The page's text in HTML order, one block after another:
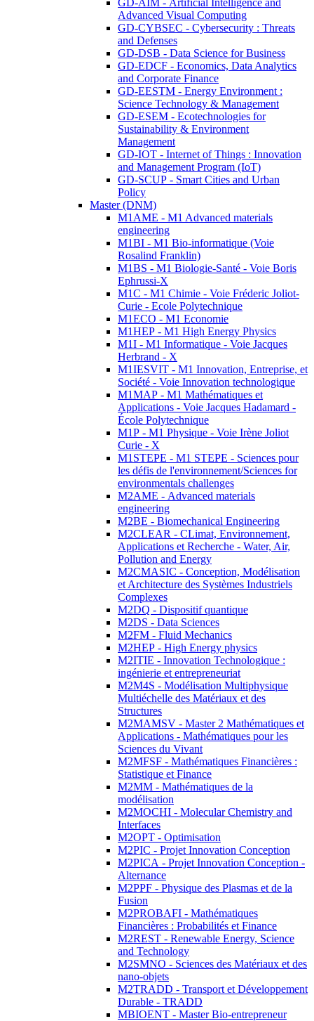
GD-AIM - Artificial Intelligence and
Advanced Visual Computing
GD-CYBSEC - Cybersecurity : Threats
and Defenses
GD-DSB - Data Science for Business
GD-EDCF - Economics, Data Analytics
and Corporate Finance
GD-EESTM - Energy Environment :
Science Technology & Management
GD-ESEM - Ecotechnologies for
Sustainability & Environment
Management
GD-IOT - Internet of Things : Innovation
and Management Program (IoT)
GD-SCUP - Smart Cities and Urban
Policy
Master (DNM)
M1AME - M1 Advanced materials
engineering
M1BI - M1 Bio-informatique (Voie
Rosalind Franklin)
M1BS - M1 Biologie-Santé - Voie Boris
Ephrussi-X
M1C - M1 Chimie - Voie Fréderic Joliot-
Curie - Ecole Polytechnique
M1ECO - M1 Economie
M1HEP - M1 High Energy Physics
M1I - M1 Informatique - Voie Jacques
Herbrand - X
M1IESVIT - M1 Innovation, Entreprise, et
Société - Voie Innovation technologique
M1MAP - M1 Mathématiques et
Applications - Voie Jacques Hadamard -
École Polytechnique
M1P - M1 Physique - Voie Irène Joliot
Curie - X
M1STEPE - M1 STEPE - Sciences pour
les défis de l'environnement/Sciences for
environmentals challenges
M2AME - Advanced materials
engineering
M2BE - Biomechanical Engineering
M2CLEAR - CLimat, Environnement,
Applications et Recherche - Water, Air,
Pollution and Energy
M2CMASIC - Conception, Modélisation
et Architecture des Systèmes Industriels
Complexes
M2DQ - Dispositif quantique
M2DS - Data Sciences
M2FM - Fluid Mechanics
M2HEP - High Energy physics
M2ITIE - Innovation Technologique :
ingénierie et entrepreneuriat
M2M4S - Modélisation Multiphysique
Multiéchelle des Matériaux et des
Structures
M2MAMSV - Master 2 Mathématiques et
Applications - Mathématiques pour les
Sciences du Vivant
M2MFSF - Mathématiques Financières :
Statistique et Finance
M2MM - Mathématiques de la
modélisation
M2MOCHI - Molecular Chemistry and
Interfaces
M2OPT - Optimisation
M2PIC - Projet Innovation Conception
M2PICA - Projet Innovation Conception -
Alternance
M2PPF - Physique des Plasmas et de la
Fusion
M2PROBAFI - Mathématiques
Financières : Probabilités et Finance
M2REST - Renewable Energy, Science
and Technology
M2SMNO - Sciences des Matériaux et des
nano-objets
M2TRADD - Transport et Développement
Durable - TRADD
MBIOENT - Master Bio-entrepreneur